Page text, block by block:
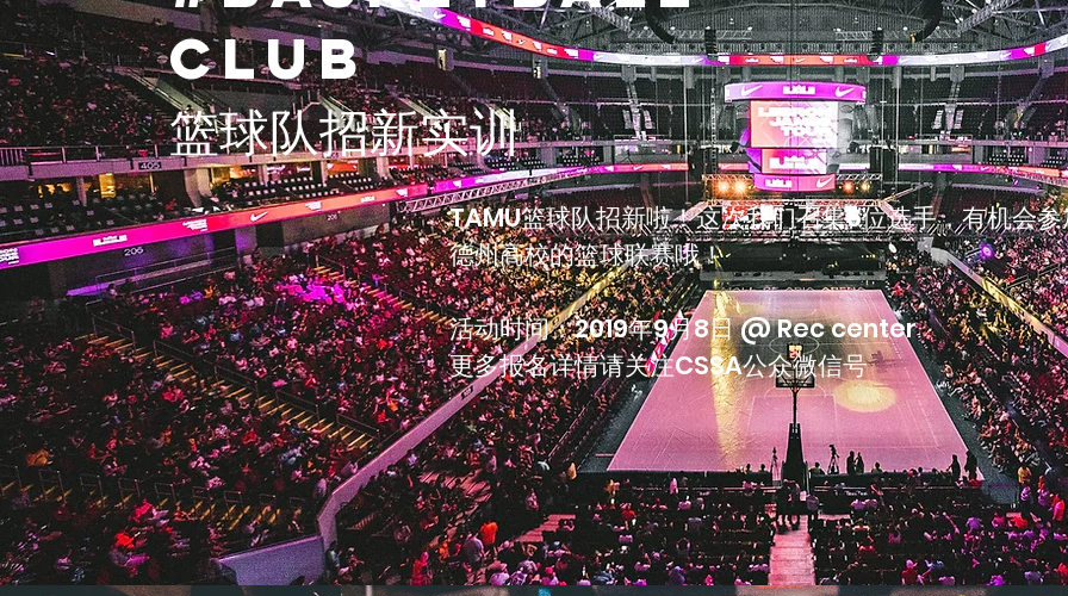
TAMU篮球队招新啦！这次我们召集6位选手，有机会
德州高校的篮球联赛哦！
活动时间：2019年9月8日 @ Rec center
​更多报名详情请关注CSSA公众微信号
CluB
篮球队招新实训